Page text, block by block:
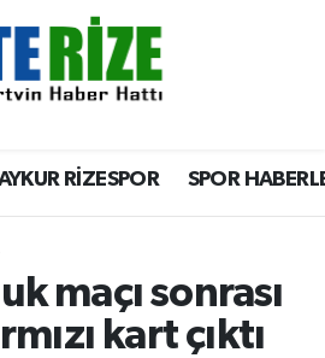
RİZESPOR SPOR
maçı sonrası
kart çıktı
Eczaneler
Haritası
ve Fikstür